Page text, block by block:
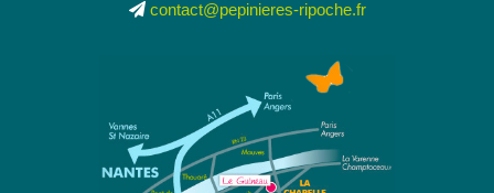
contact@pepinieres-ripoche.fr